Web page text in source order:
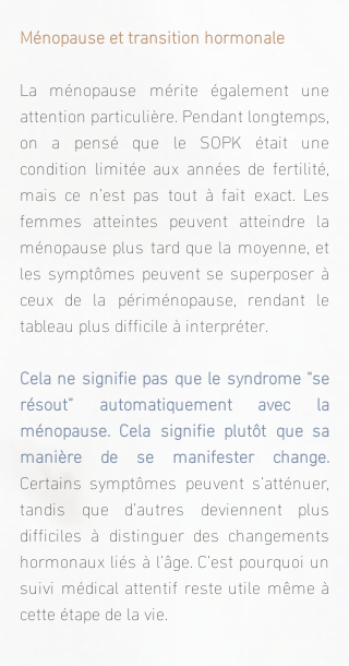
Ménopause et transition hormonale
La ménopause mérite également une
attention particulière. Pendant longtemps,
on a pensé que le SOPK était une
condition limitée aux années de fertilité,
mais ce n’est pas tout à fait exact. Les
femmes atteintes peuvent atteindre la
ménopause plus tard que la moyenne, et
les symptômes peuvent se superposer à
ceux de la périménopause, rendant le
tableau plus difficile à interpréter.
Cela ne signifie pas que le syndrome “se
résout” automatiquement avec la
ménopause. Cela signifie plutôt que sa
Certains symptômes peuvent s’atténuer,
tandis que d’autres deviennent plus
difficiles à distinguer des changements
hormonaux liés à l’âge. C’est pourquoi un
suivi médical attentif reste utile même à
cette étape de la vie.